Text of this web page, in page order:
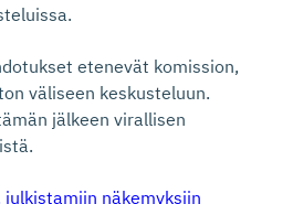
etenevät komission,
väliseen keskusteluun.
jälkeen virallisen
näkemyksiin